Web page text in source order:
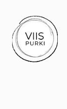
Vaata ostukorvi